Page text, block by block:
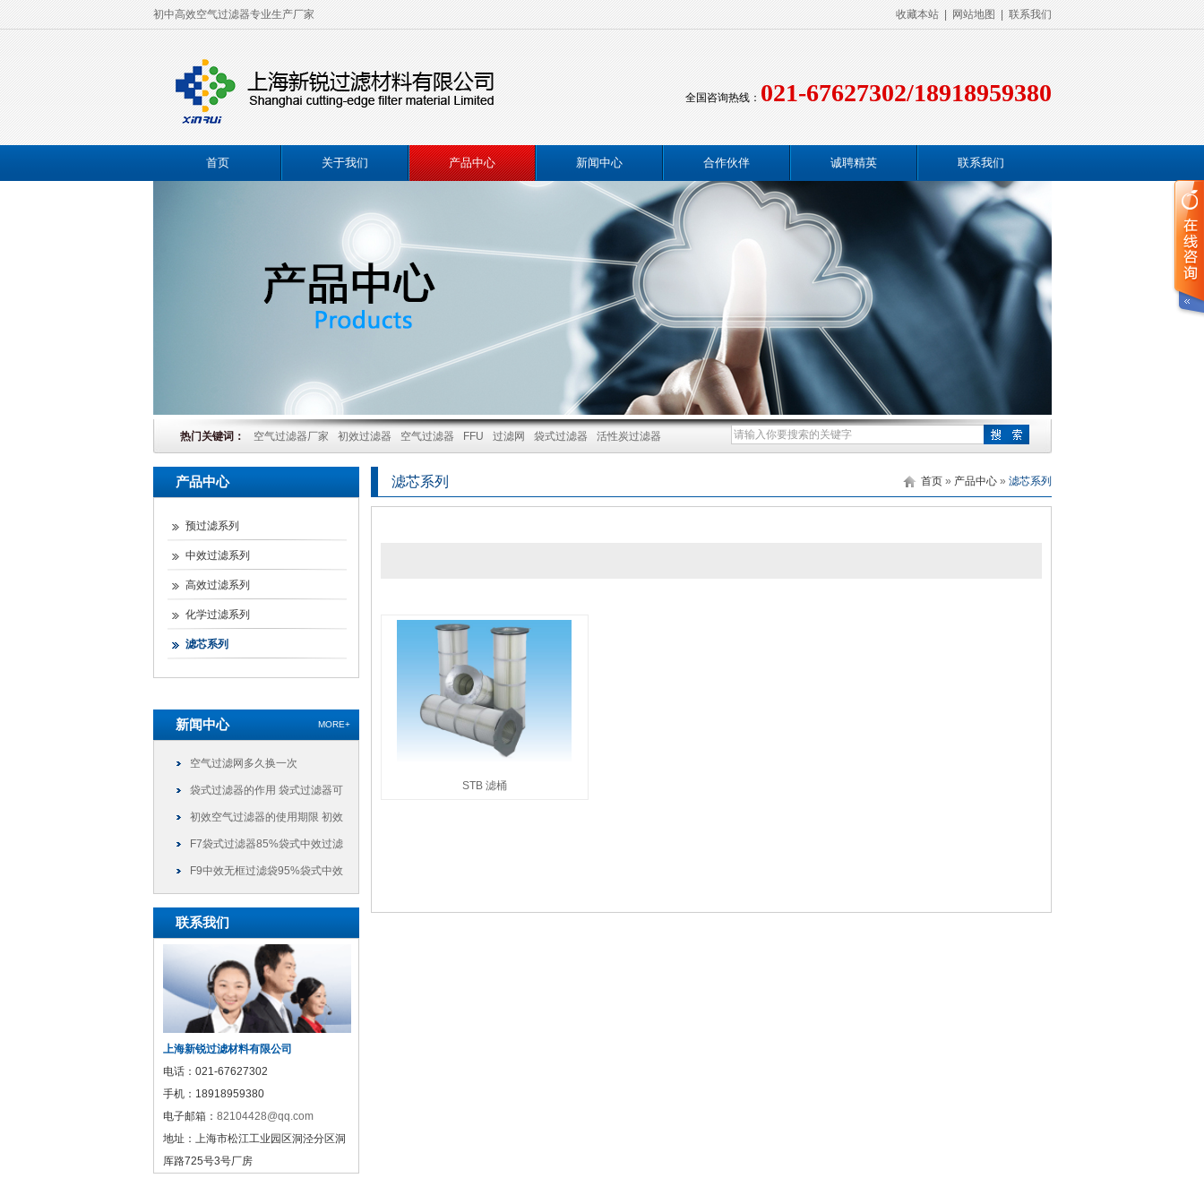
初中高效空气过滤器专业生产厂家 收藏本站| 网站地图 联系我们
全国咨询热线： 021-67627302/18918959380
首页 关于我们 产品中心 新闻中心 合作伙伴 诚聘精英 联系我们
热门关键词： 空气过滤器厂家 初效过滤器 空气过滤器 FFU 过滤网 袋式过滤器 活性炭过滤器
产品中心
预过滤系列
中效过滤系列
高效过滤系列
化学过滤系列
滤芯系列
新闻中心 MORE+
空气过滤网多久换一次
袋式过滤器的作用 袋式过滤器可
以干什么
初效空气过滤器的使用期限 初效
过滤器可以使用多久
F7袋式过滤器85%袋式中效过滤
袋
F9中效无框过滤袋95%袋式中效
过滤袋
联系我们
上海新锐过滤材料有限公司
电话： 021-67627302
手机： 18918959380
电子邮箱： 82104428@qq.com
地址：
上海市松江工业园区洞泾分区洞
厍路725号3号厂房
首页» 产品中心» 滤芯系列
滤芯系列
STB 滤桶